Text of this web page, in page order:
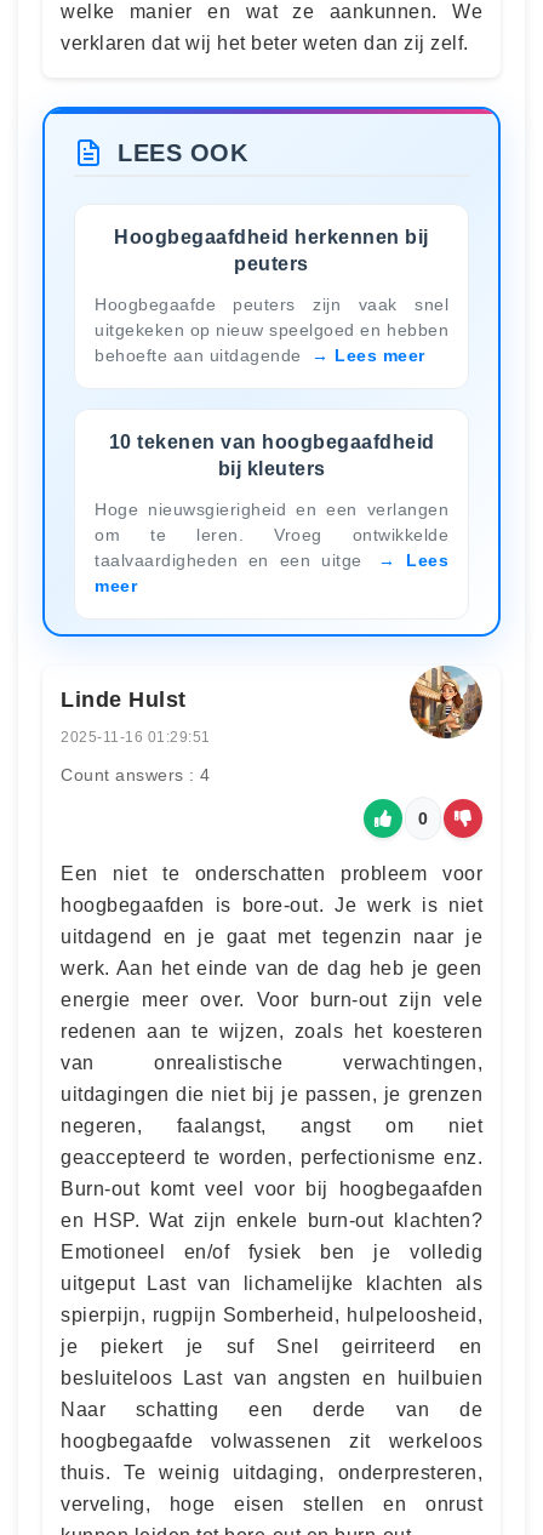
welke manier en wat ze aankunnen. We
verklaren dat wij het beter weten dan zij zelf.
LEES OOK
Hoogbegaafdheid herkennen bij
peuters
Hoogbegaafde peuters zijn vaak snel
uitgekeken op nieuw speelgoed en hebben
behoefte aan uitdagende
Lees meer
10 tekenen van hoogbegaafdheid
bij kleuters
Hoge nieuwsgierigheid en een verlangen
om te leren. Vroeg ontwikkelde
taalvaardigheden en een uitge
Lees
meer
Linde Hulst
2025-11-16 01:29:51
Count answers : 4
0
Een niet te onderschatten probleem voor
hoogbegaafden is bore-out. Je werk is niet
uitdagend en je gaat met tegenzin naar je
werk. Aan het einde van de dag heb je geen
energie meer over. Voor burn-out zijn vele
redenen aan te wijzen, zoals het koesteren
van onrealistische verwachtingen,
uitdagingen die niet bij je passen, je grenzen
negeren, faalangst, angst om niet
geaccepteerd te worden, perfectionisme enz.
Burn-out komt veel voor bij hoogbegaafden
en HSP. Wat zijn enkele burn-out klachten?
Emotioneel en/of fysiek ben je volledig
uitgeput Last van lichamelijke klachten als
spierpijn, rugpijn Somberheid, hulpeloosheid,
je piekert je suf Snel geirriteerd en
besluiteloos Last van angsten en huilbuien
Naar schatting een derde van de
hoogbegaafde volwassenen zit werkeloos
thuis. Te weinig uitdaging, onderpresteren,
verveling, hoge eisen stellen en onrust